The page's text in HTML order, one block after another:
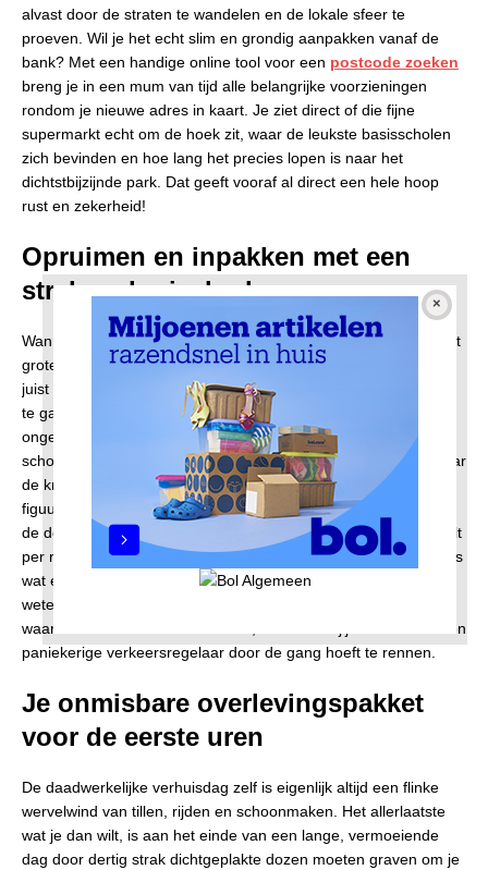
alvast door de straten te wandelen en de lokale sfeer te
proeven. Wil je het echt slim en grondig aanpakken vanaf de
bank? Met een handige online tool voor een postcode zoeken
breng je in een mum van tijd alle belangrijke voorzieningen
rondom je nieuwe adres in kaart. Je ziet direct of die fijne
supermarkt echt om de hoek zit, waar de leukste basisscholen
zich bevinden en hoe lang het precies lopen is naar het
dichtstbijzijnde park. Dat geeft vooraf al direct een hele hoop
rust en zekerheid!
Opruimen en inpakken met een
strak en logisch plan
Wanneer de sleuteloverdracht steeds dichterbij komt, begint het
grote inpakken. Probeer dit niet als een nare klus te zien, maar
juist als hét perfecte moment om heel kritisch door al je spullen
te gaan. Waarom zou je immers die zware dozen vol met
ongebruikte spullen van de zolder meeslepen naar je nieuwe,
schone huis? Breng wat je echt niet meer nodig hebt lekker naar
de kringloop; dat scheelt je op de verhuisdag letterlijk en
figuurlijk een hoop zware lasten. Zorg er vervolgens voor dat je
de dozen die wel meegaan, heel overzichtelijk en duidelijk labelt
per ruimte. Schrijf met een dikke stift aan de zijkant van de doos
wat erin zit en naar welke kamer hij precies moet. Hierdoor
weten je lieve vrienden of de professionele verhuizers direct
waar ze alles neer moeten zetten, zonder dat jij constant als een
paniekerige verkeersregelaar door de gang hoeft te rennen.
Je onmisbare overlevingspakket
voor de eerste uren
De daadwerkelijke verhuisdag zelf is eigenlijk altijd een flinke
wervelwind van tillen, rijden en schoonmaken. Het allerlaatste
wat je dan wilt, is aan het einde van een lange, vermoeiende
dag door dertig strak dichtgeplakte dozen moeten graven om je